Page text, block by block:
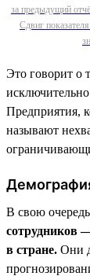
за предыдущий
Сдвиг
Это говорит о
Предприятия,
называют
В свою
сотрудников
в стране. Они